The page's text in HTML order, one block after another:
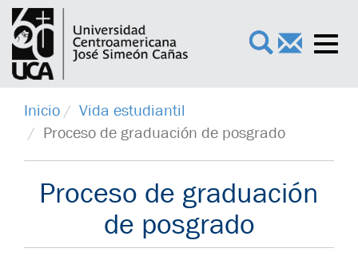
×
Inicio
Vida estudiantil
Proceso de graduación de posgrado
Proceso de graduación
de posgrado